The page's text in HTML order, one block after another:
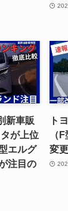
新車販
が上位
エルグ
注目の
ト
（
変